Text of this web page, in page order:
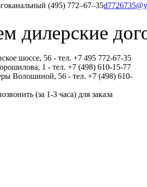
(495) 772‒67‒35
дилерские
шоссе, 56 - тел. +7 495 772-67-35
1 - тел. +7 (498) 610-15-77
Волошиной, 56 - тел. +7 (498) 610-
(за 1-3 часа) для заказа